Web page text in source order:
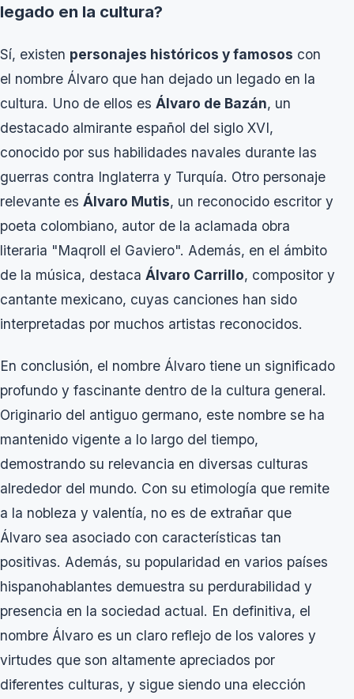
legado en la cultura?
Sí, existen personajes históricos y famosos con
el nombre Álvaro que han dejado un legado en la
cultura. Uno de ellos es Álvaro de Bazán, un
destacado almirante español del siglo XVI,
conocido por sus habilidades navales durante las
guerras contra Inglaterra y Turquía. Otro personaje
relevante es Álvaro Mutis, un reconocido escritor y
poeta colombiano, autor de la aclamada obra
literaria "Maqroll el Gaviero". Además, en el ámbito
de la música, destaca Álvaro Carrillo, compositor y
cantante mexicano, cuyas canciones han sido
interpretadas por muchos artistas reconocidos.
En conclusión, el nombre Álvaro tiene un significado
profundo y fascinante dentro de la cultura general.
Originario del antiguo germano, este nombre se ha
mantenido vigente a lo largo del tiempo,
demostrando su relevancia en diversas culturas
alrededor del mundo. Con su etimología que remite
a la nobleza y valentía, no es de extrañar que
Álvaro sea asociado con características tan
positivas. Además, su popularidad en varios países
hispanohablantes demuestra su perdurabilidad y
presencia en la sociedad actual. En definitiva, el
nombre Álvaro es un claro reflejo de los valores y
virtudes que son altamente apreciados por
diferentes culturas, y sigue siendo una elección